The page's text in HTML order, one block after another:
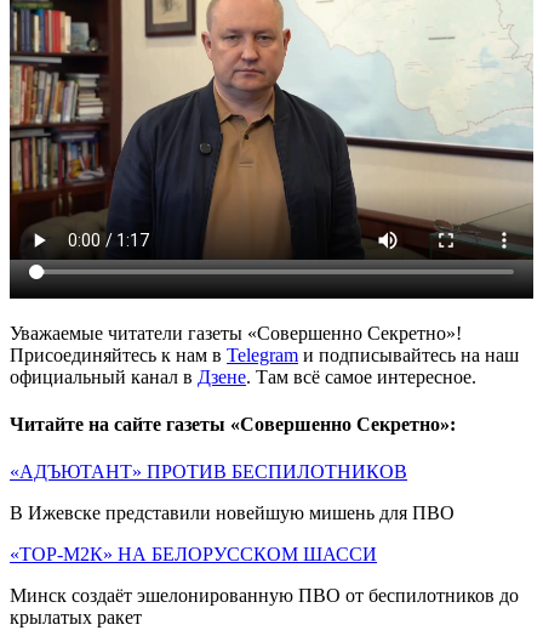
Уважаемые читатели газеты «Совершенно Секретно»!
Присоединяйтесь к нам в Telegram и подписывайтесь на наш
официальный канал в Дзене. Там всё самое интересное.
Читайте на сайте газеты «Совершенно Секретно»:
«АДЪЮТАНТ» ПРОТИВ БЕСПИЛОТНИКОВ
В Ижевске представили новейшую мишень для ПВО
«ТОР-М2К» НА БЕЛОРУССКОМ ШАССИ
Минск создаёт эшелонированную ПВО от беспилотников до
крылатых ракет